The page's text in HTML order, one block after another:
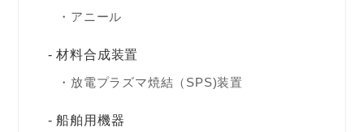
アニール
材料合成装置
放電プラズマ焼結（SPS)装置
船舶用機器